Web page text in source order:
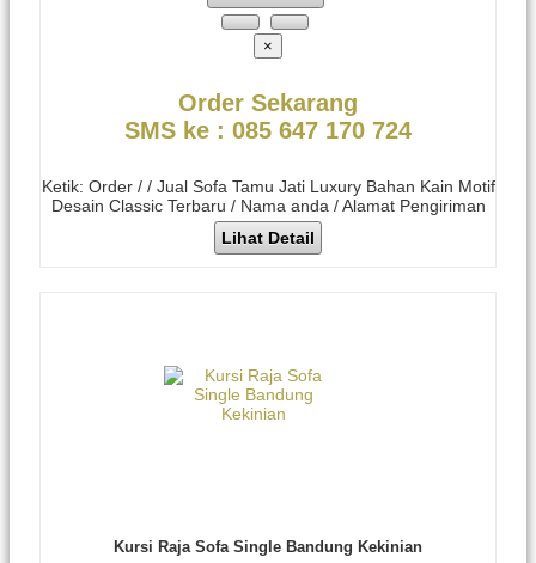
×
Order Sekarang
SMS ke : 085 647 170 724
Ketik: Order / / Jual Sofa Tamu Jati Luxury Bahan Kain Motif
Desain Classic Terbaru / Nama anda / Alamat Pengiriman
Lihat Detail
Kursi Raja Sofa Single Bandung Kekinian